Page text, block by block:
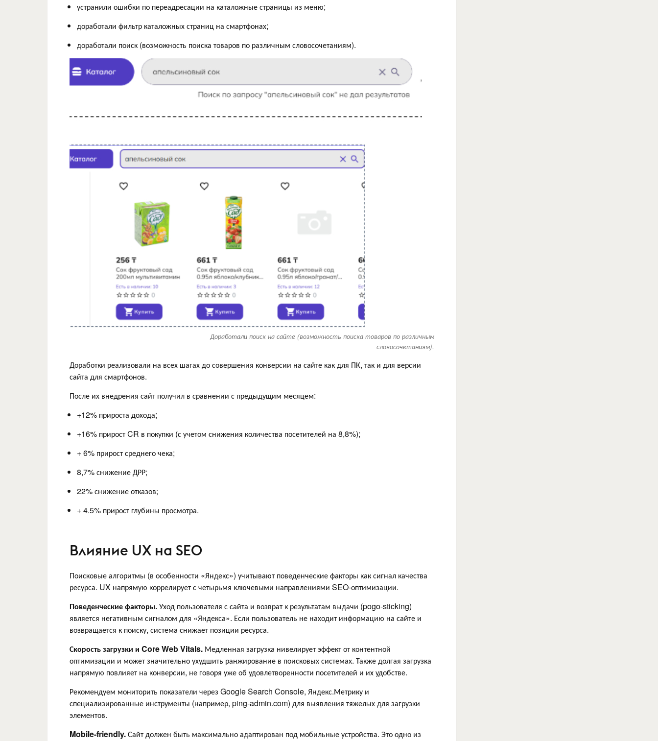
устранили ошибки по переадресации на каталожные страницы из меню;
доработали фильтр каталожных страниц на смартфонах;
доработали поиск (возможность поиска товаров по различным словосочетаниям).
Доработали поиск на сайте (возможность поиска товаров по различным
словосочетаниям).
Доработки реализовали на всех шагах до совершения конверсии на сайте как для ПК, так и для версии
сайта для смартфонов.
После их внедрения сайт получил в сравнении с предыдущим месяцем:
+12% прироста дохода;
+16% прирост CR в покупки (с учетом снижения количества посетителей на 8,8%);
+ 6% прирост среднего чека;
8,7% снижение ДРР;
22% снижение отказов;
+ 4.5% прирост глубины просмотра.
Влияние UX на SEO
Поисковые алгоритмы (в особенности «Яндекс») учитывают поведенческие факторы как сигнал качества
ресурса. UX напрямую коррелирует с четырьмя ключевыми направлениями SEO-оптимизации.
Поведенческие факторы.Уход пользователя с сайта и возврат к результатам выдачи (pogo‑sticking)
является негативным сигналом для «Яндекса». Если пользователь не находит информацию на сайте и
возвращается к поиску, система снижает позиции ресурса.
Скорость загрузки и Core Web Vitals. Медленная загрузка нивелирует эффект от контентной
оптимизации и может значительно ухудшить ранжирование в поисковых системах. Также долгая загрузка
напрямую повлияет на конверсии, не говоря уже об удовлетворенности посетителей и их удобстве.
Рекомендуем мониторить показатели через Google Search Console, Яндекс.Метрику и
специализированные инструменты (например, ping-admin.com) для выявления тяжелых для загрузки
элементов.
Mobile-friendly.Сайт должен быть максимально адаптирован под мобильные устройства. Это одно из